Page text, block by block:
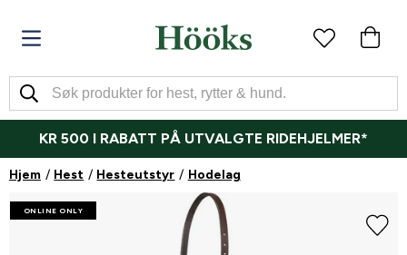
KR 500 I RABATT PÅ UTVALGTE RIDEHJELMER*
Hjem Hest Hesteutstyr Hodelag
ONLINE ONLY